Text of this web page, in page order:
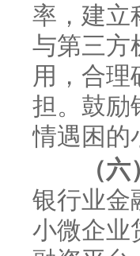
率，建立
与第三方
用，合理
担。鼓励
情遇困的
（
银行业金
小微企业